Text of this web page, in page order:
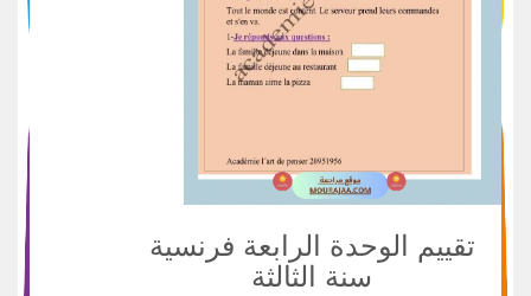
تقييم الوحدة الرابعة فرنسية
سنة الثالثة